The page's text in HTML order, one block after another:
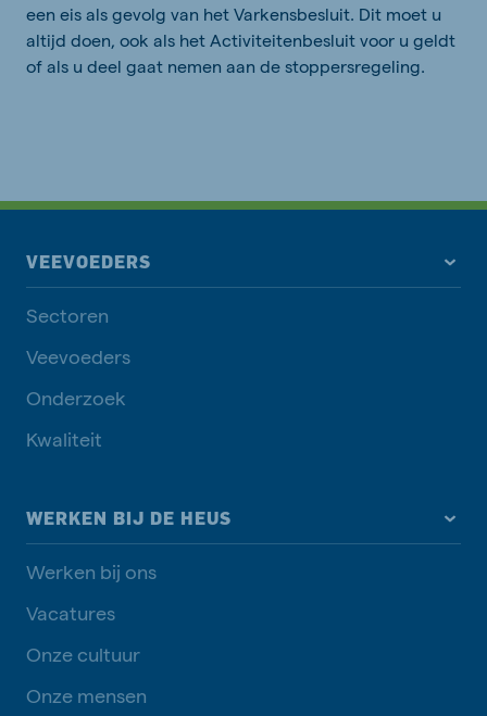
een eis als gevolg van het Varkensbesluit. Dit moet u
altijd doen, ook als het Activiteitenbesluit voor u geldt
of als u deel gaat nemen aan de stoppersregeling.
VEEVOEDERS
Sectoren
Veevoeders
Onderzoek
Kwaliteit
WERKEN BIJ DE HEUS
Werken bij ons
Vacatures
Onze cultuur
Onze mensen